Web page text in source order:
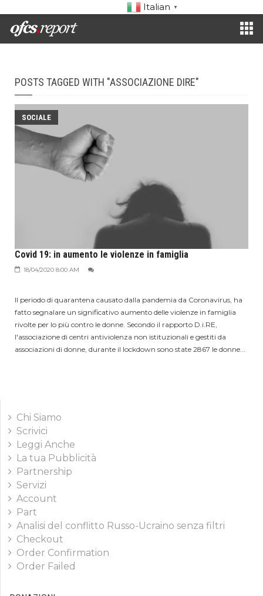
Italian ▼
POSTS TAGGED WITH "ASSOCIAZIONE DIRE"
SOCIALE
Covid 19: in aumento le violenze in famiglia
18/04/2020 8:00 AM
Il periodo di quarantena causato dalla pandemia da Coronavirus, ha
fatto segnalare un significativo aumento delle violenze in famiglia
rivolte per lo più contro le donne. Secondo il rapporto D.i.RE,
l'associazione di centri antiviolenza non istituzionali e gestiti da
associazioni di donne, durante il lockdown sono state 2867 le donne...
Chi Siamo
Scrivici
Leggi Anche
La tua Pubblicità
Partnership
Servizi
Account
Part
Analisi del conflitto Russo-Ucraino senza filtri
Checkout
Order Confirmation
Order Failed